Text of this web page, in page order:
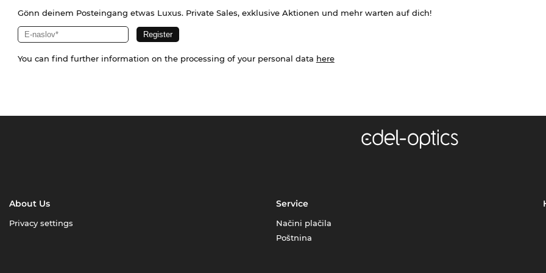
Gönn deinem Posteingang etwas Luxus. Private Sales, exklusive Aktionen und mehr warten auf dich!
You can find further information on the processing of your personal data here
About Us
Privacy settings
Service
Načini plačila
Poštnina